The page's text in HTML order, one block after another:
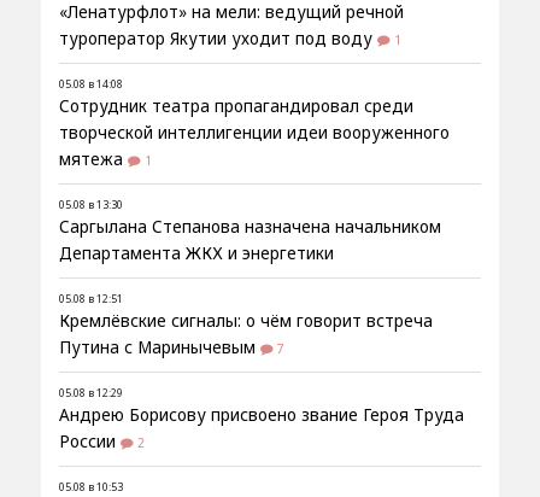
«Ленатурфлот» на мели: ведущий речной
туроператор Якутии уходит под воду
1
05.08 в 14:08
Сотрудник театра пропагандировал среди
творческой интеллигенции идеи вооруженного
мятежа
1
05.08 в 13:30
Саргылана Степанова назначена начальником
Департамента ЖКХ и энергетики
05.08 в 12:51
Кремлёвские сигналы: о чём говорит встреча
Путина с Маринычевым
7
05.08 в 12:29
Андрею Борисову присвоено звание Героя Труда
России
2
05.08 в 10:53